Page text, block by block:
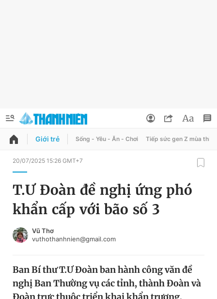
QUẢNG CÁO
Chuyên mục
Chuyên mục khác
Tin thị trường Tin 360
Đổi mật khẩu
Tin đã lưu
Tin đã xem
Đăng xuất
Giới trẻ Sống - Yêu - Ăn - Chơi Tiếp sức gen Z mùa thi
20/07/2025 15:26 GMT+7
T.Ư Đoàn đề nghị ứng phó
khẩn cấp với bão số 3
Vũ Thơ
vuthothanhnien@gmail.com
Ban Bí thư T.Ư Đoàn ban hành công văn đề
nghị Ban Thường vụ các tỉnh, thành Đoàn và